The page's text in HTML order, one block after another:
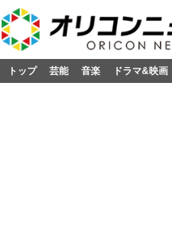
トップ 芸能 音楽 ドラマ&映画